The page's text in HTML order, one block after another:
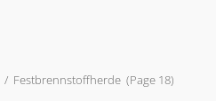
/ Festbrennstoffherde (Page 18)